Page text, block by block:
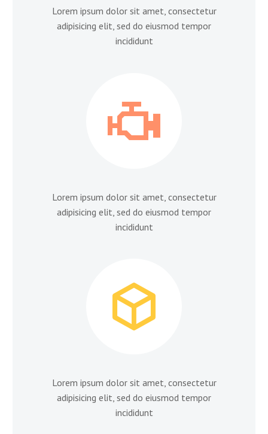
Lorem ipsum dolor sit amet, consectetur
adipisicing elit, sed do eiusmod tempor
incididunt


Lorem ipsum dolor sit amet, consectetur
adipisicing elit, sed do eiusmod tempor
incididunt


Lorem ipsum dolor sit amet, consectetur
adipisicing elit, sed do eiusmod tempor
incididunt